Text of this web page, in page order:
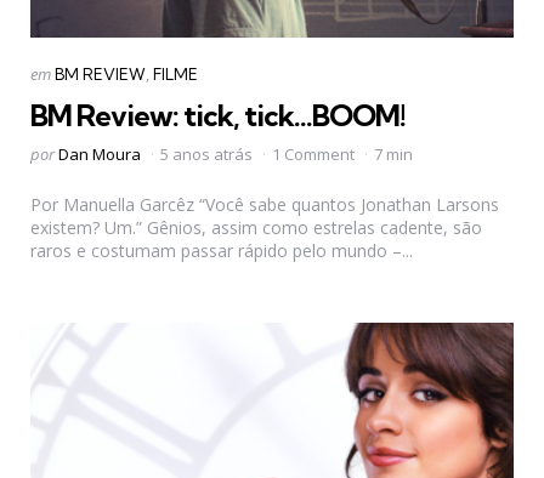
Categorias
Postado
emBM REVIEW FILME
BM Review: tick, tick…BOOM!
Postado
porDan Moura 5 anos atrás 1 Comment 7 min
Por Manuella Garcêz “Você sabe quantos Jonathan Larsons
existem? Um.” Gênios, assim como estrelas cadente, são
raros e costumam passar rápido pelo mundo –...